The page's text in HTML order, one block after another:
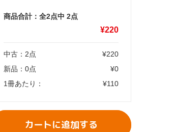
商品合計：全2点中 2点
¥220
中古： 2点 ¥220
新品： 0点 ¥0
1冊あたり：
¥110
カートに追加する